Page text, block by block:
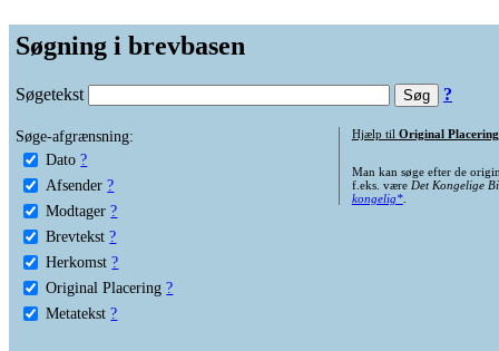
Søgning i brevbasen
Søgetekst ?
Søge-afgrænsning:
Dato ?
Afsender ?
Modtager ?
Brevtekst ?
Herkomst ?
Original Placering ?
Metatekst ?
Hjælp til Original Placering
Man kan søge efter de
f.eks. være Det Kongelige
kongelig*.